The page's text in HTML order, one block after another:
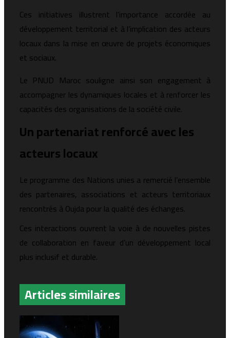
Ces initiatives illustrent l’importance accordée au
développement territorial et à l’implication des acteurs
locaux dans la mise en œuvre de projets économiques
et sociaux.
Le PNUD Maroc souligne ainsi son engagement à
accompagner les dynamiques locales et à renforcer les
capacités des organisations de la société civile.
Un partenariat renforcé avec les
acteurs locaux
Le programme des Nations unies a remercié l’ensemble
des partenaires, associations et acteurs territoriaux
rencontrés à Oujda pour la qualité des échanges.
Ces interactions ouvrent la voie à de nouvelles pistes
de collaboration en faveur d’un développement local
plus inclusif et durable.
Articles similaires